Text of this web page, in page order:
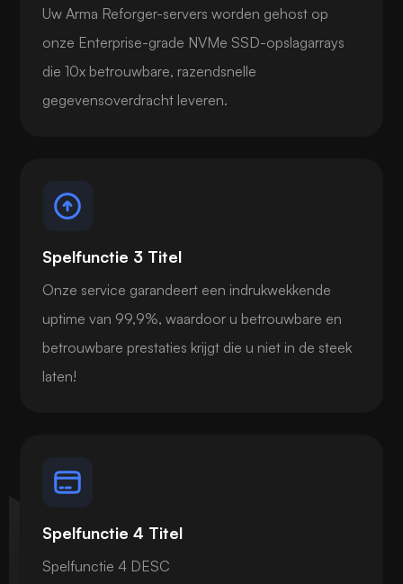
Uw Arma Reforger-servers worden gehost op
onze Enterprise-grade NVMe SSD-opslagarrays
die 10x betrouwbare, razendsnelle
gegevensoverdracht leveren.
Spelfunctie 3 Titel
Onze service garandeert een indrukwekkende
uptime van 99,9%, waardoor u betrouwbare en
betrouwbare prestaties krijgt die u niet in de steek
laten!
Spelfunctie 4 Titel
Spelfunctie 4 DESC